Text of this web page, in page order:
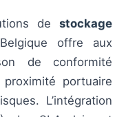
de stockage
offre aux
de conformité
portuaire
L’intégration